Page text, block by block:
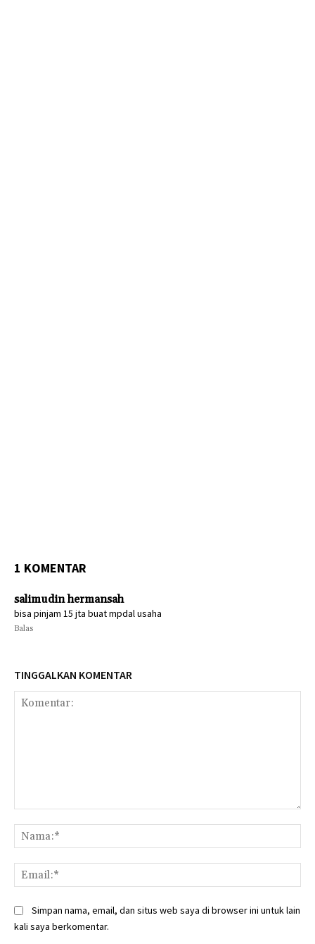
1 KOMENTAR
salimudin hermansah
bisa pinjam 15 jta buat mpdal usaha
Balas
TINGGALKAN KOMENTAR
Simpan nama, email, dan situs web saya di browser ini untuk lain
kali saya berkomentar.